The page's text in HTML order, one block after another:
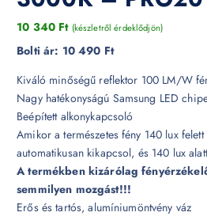
10 340 Ft (készletről érdeklődjön)
Bolti ár: 10 490 Ft
Kiváló minőségű reflektor 100 LM/W
Nagy hatékonyságú Samsung LED
Beépített alkonykapcsoló
Amikor a természetes fény 140 lux
automatikusan kikapcsol, és 140 lux
A termékben kizárólag
semmilyen mozgást!!!
Erős és tartós, alumíniumöntvény váz